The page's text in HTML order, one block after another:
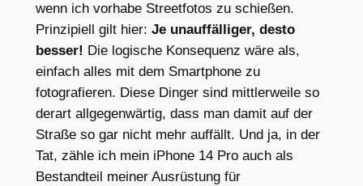
wenn ich vorhabe Streetfotos zu schießen.
Prinzipiell gilt hier: Je unauffälliger, desto
besser! Die logische Konsequenz wäre als,
einfach alles mit dem Smartphone zu
fotografieren. Diese Dinger sind mittlerweile so
derart allgegenwärtig, dass man damit auf der
Straße so gar nicht mehr auffällt. Und ja, in der
Tat, zähle ich mein iPhone 14 Pro auch als
Bestandteil meiner Ausrüstung für